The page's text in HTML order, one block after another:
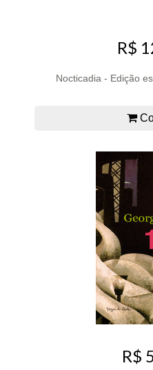
R$
Nocticadia - Edição
R$